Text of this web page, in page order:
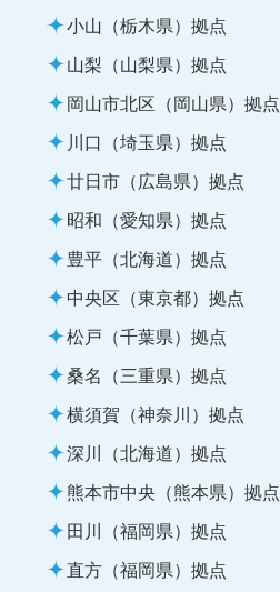
小山（栃木県）拠点
山梨（山梨県）拠点
岡山市北区（岡山県）拠点
川口（埼玉県）拠点
廿日市（広島県）拠点
昭和（愛知県）拠点
豊平（北海道）拠点
中央区（東京都）拠点
松戸（千葉県）拠点
桑名（三重県）拠点
横須賀（神奈川）拠点
深川（北海道）拠点
熊本市中央（熊本県）拠点
田川（福岡県）拠点
直方（福岡県）拠点